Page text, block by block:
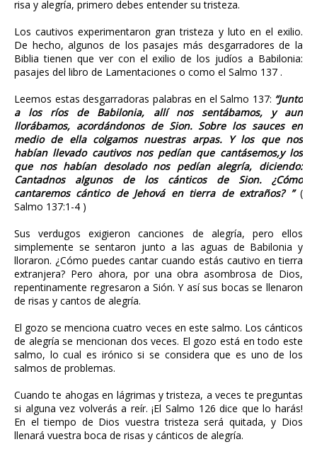
risa y alegría, primero debes entender su tristeza.
Los cautivos experimentaron gran tristeza y luto en el exilio.
De hecho, algunos de los pasajes más desgarradores de la
Biblia tienen que ver con el exilio de los judíos a Babilonia:
pasajes del libro de Lamentaciones o como el Salmo 137 .
Leemos estas desgarradoras palabras en el Salmo 137: “Junto
a los ríos de Babilonia, allí nos sentábamos, y aun
llorábamos, acordándonos de Sion. Sobre los sauces en
medio de ella colgamos nuestras arpas. Y los que nos
habían llevado cautivos nos pedían que cantásemos,y los
que nos habían desolado nos pedían alegría, diciendo:
Cantadnos algunos de los cánticos de Sion. ¿Cómo
cantaremos cántico de Jehová en tierra de extraños? ”(
Salmo 137:1-4 )
Sus verdugos exigieron canciones de alegría, pero ellos
simplemente se sentaron junto a las aguas de Babilonia y
lloraron. ¿Cómo puedes cantar cuando estás cautivo en tierra
extranjera? Pero ahora, por una obra asombrosa de Dios,
repentinamente regresaron a Sión. Y así sus bocas se llenaron
de risas y cantos de alegría.
El gozo se menciona cuatro veces en este salmo. Los cánticos
de alegría se mencionan dos veces. El gozo está en todo este
salmo, lo cual es irónico si se considera que es uno de los
salmos de problemas.
Cuando te ahogas en lágrimas y tristeza, a veces te preguntas
si alguna vez volverás a reír. ¡El Salmo 126 dice que lo harás!
En el tiempo de Dios vuestra tristeza será quitada, y Dios
llenará vuestra boca de risas y cánticos de alegría.